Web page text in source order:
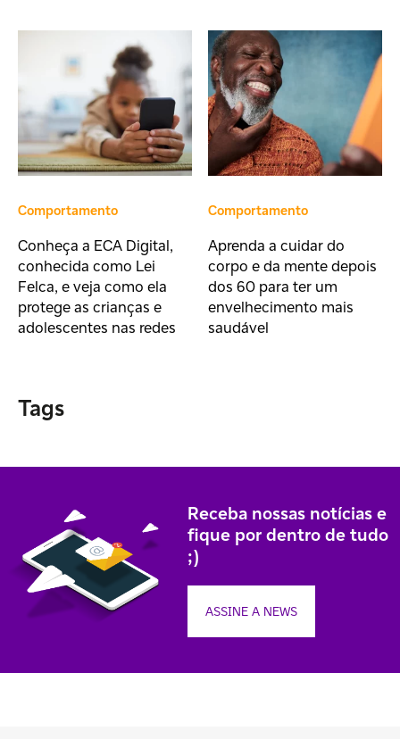
Comportamento
Conheça a ECA Digital,
conhecida como Lei
Felca, e veja como ela
protege as crianças e
adolescentes nas redes
Comportamento
Aprenda a cuidar do
corpo e da mente depois
dos 60 para ter um
envelhecimento mais
saudável
Tags
Receba nossas notícias e
fique por dentro de tudo
;)
ASSINE A NEWS